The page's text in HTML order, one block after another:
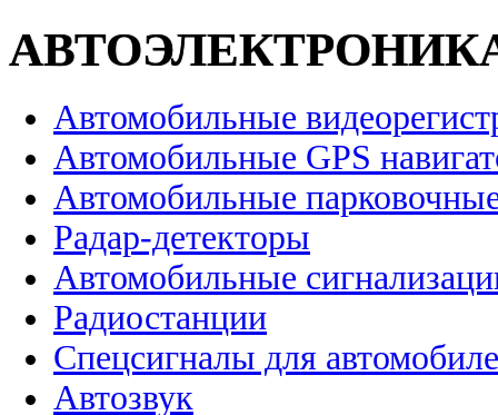
Автомобильные
Автомобильные GPS
Автомобильные
Радар-детекторы
Автомобильные
Радиостанции
Спецсигналы для
Автозвук